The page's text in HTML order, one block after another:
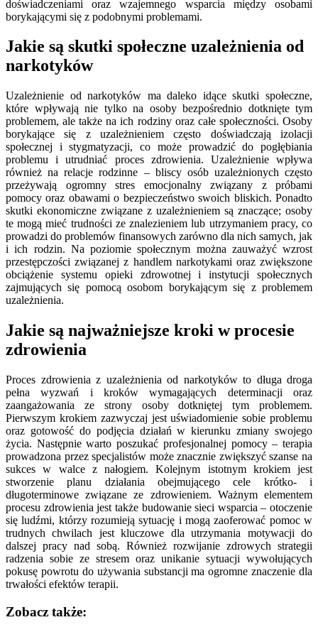
doświadczeniami oraz wzajemnego wsparcia między osobami
borykającymi się z podobnymi problemami.
Jakie są skutki społeczne uzależnienia od
narkotyków
Uzależnienie od narkotyków ma daleko idące skutki społeczne,
które wpływają nie tylko na osoby bezpośrednio dotknięte tym
problemem, ale także na ich rodziny oraz całe społeczności. Osoby
borykające się z uzależnieniem często doświadczają izolacji
społecznej i stygmatyzacji, co może prowadzić do pogłębiania
problemu i utrudniać proces zdrowienia. Uzależnienie wpływa
również na relacje rodzinne – bliscy osób uzależnionych często
przeżywają ogromny stres emocjonalny związany z próbami
pomocy oraz obawami o bezpieczeństwo swoich bliskich. Ponadto
skutki ekonomiczne związane z uzależnieniem są znaczące; osoby
te mogą mieć trudności ze znalezieniem lub utrzymaniem pracy, co
prowadzi do problemów finansowych zarówno dla nich samych, jak
i ich rodzin. Na poziomie społecznym można zauważyć wzrost
przestępczości związanej z handlem narkotykami oraz zwiększone
obciążenie systemu opieki zdrowotnej i instytucji społecznych
zajmujących się pomocą osobom borykającym się z problemem
uzależnienia.
Jakie są najważniejsze kroki w procesie
zdrowienia
Proces zdrowienia z uzależnienia od narkotyków to długa droga
pełna wyzwań i kroków wymagających determinacji oraz
zaangażowania ze strony osoby dotkniętej tym problemem.
Pierwszym krokiem zazwyczaj jest uświadomienie sobie problemu
oraz gotowość do podjęcia działań w kierunku zmiany swojego
życia. Następnie warto poszukać profesjonalnej pomocy – terapia
prowadzona przez specjalistów może znacznie zwiększyć szanse na
sukces w walce z nałogiem. Kolejnym istotnym krokiem jest
stworzenie planu działania obejmującego cele krótko- i
długoterminowe związane ze zdrowieniem. Ważnym elementem
procesu zdrowienia jest także budowanie sieci wsparcia – otoczenie
się ludźmi, którzy rozumieją sytuację i mogą zaoferować pomoc w
trudnych chwilach jest kluczowe dla utrzymania motywacji do
dalszej pracy nad sobą. Również rozwijanie zdrowych strategii
radzenia sobie ze stresem oraz unikanie sytuacji wywołujących
pokusę powrotu do używania substancji ma ogromne znaczenie dla
trwałości efektów terapii.
Zobacz także: